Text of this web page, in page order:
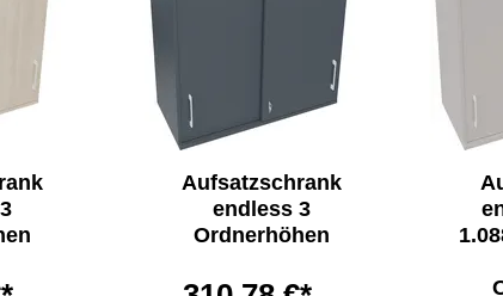
Aufsatzschrank
endless 3
Ordnerhöhen